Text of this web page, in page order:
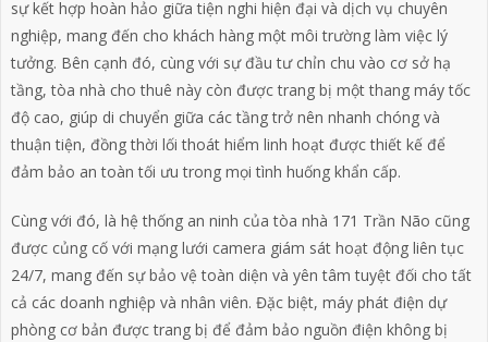
sự kết hợp hoàn hảo giữa tiện nghi hiện đại và dịch vụ chuyên
nghiệp, mang đến cho khách hàng một môi trường làm việc lý
tưởng. Bên cạnh đó, cùng với sự đầu tư chỉn chu vào cơ sở hạ
tầng, tòa nhà cho thuê này còn được trang bị một thang máy tốc
độ cao, giúp di chuyển giữa các tầng trở nên nhanh chóng và
thuận tiện, đồng thời lối thoát hiểm linh hoạt được thiết kế để
đảm bảo an toàn tối ưu trong mọi tình huống khẩn cấp.
Cùng với đó, là hệ thống an ninh của tòa nhà 171 Trần Não cũng
được củng cố với mạng lưới camera giám sát hoạt động liên tục
24/7, mang đến sự bảo vệ toàn diện và yên tâm tuyệt đối cho tất
cả các doanh nghiệp và nhân viên. Đặc biệt, máy phát điện dự
phòng cơ bản được trang bị để đảm bảo nguồn điện không bị